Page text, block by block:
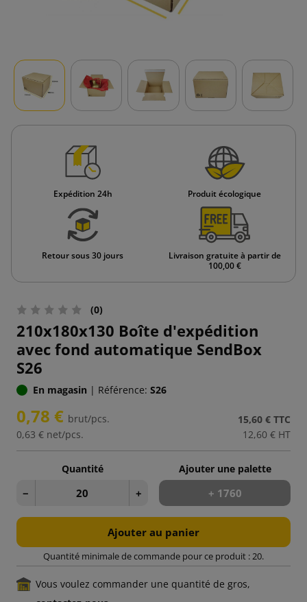
Expédition 24h Produit écologique
Retour sous 30 jours
Livraison gratuite à partir de
100,00 €
(0)
210x180x130 Boîte d'expédition
avec fond automatique SendBox
S26
En magasin | Référence: S26
0,78 € brut/pcs.
0,63 € net/pcs.
15,60 € TTC
12,60 € HT
Quantité
− +
Ajouter une palette
+ 1760
Ajouter au panier
Quantité minimale de commande pour ce produit : 20.
Vous voulez commander une quantité de gros,